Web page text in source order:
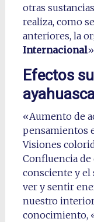
otras
realiza, como
anteriores, la
Internacional
Efectos
«Aumento de
pensamientos
Visiones
Confluencia de
consciente y el
ver y sentir
nuestro
conocimiento,